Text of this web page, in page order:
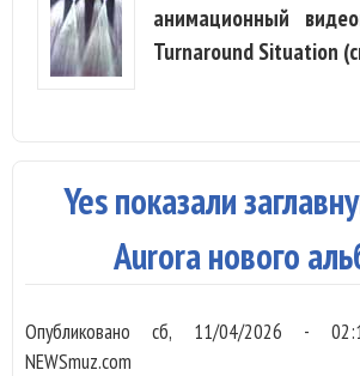
анимационный
Turnaround Situation
Yes показали
Aurora нового
Опубликованосб, 11/04/2026 -
NEWSmuz.com